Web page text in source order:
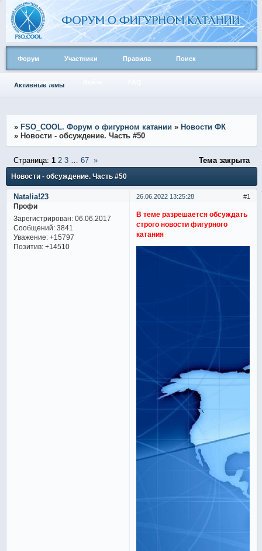
Форум Участники Правила Поиск
Активные темы
» FSO_COOL. Форум о фигурном катании » Новости ФК
» Новости - обсуждение. Часть #50
Новости - обсуждение. Часть #50
Страница: 1 2 3 67 » Тема закрыта
1
26.06.2022 13:25:28
Natalia!23
Профи
Зарегистрирован: 06.06.2017
Сообщений:3841
Уважение: +15797
Позитив: +14510
В теме разрешается обсуждать
строго новости фигурного
катания